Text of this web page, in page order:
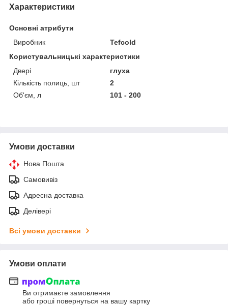
Характеристики
Основні атрибути
Виробник
Tefcold
Користувальницькі характеристики
Двері
глуха
Кількість полиць, шт
2
Об'єм, л
101 - 200
Умови доставки
Нова Пошта
Самовивіз
Адресна доставка
Делівері
Всі умови доставки
Умови оплати
Ви отримаєте замовлення
або гроші повернуться на вашу картку